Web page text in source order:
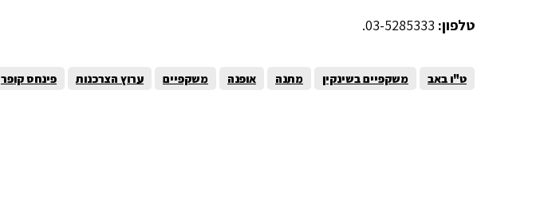
טלפון: 03-5285333.
ט"ו באב משקפיים בשינקין מתנה אופנה משקפיים ערוץ הצרכנות פינחס קופר